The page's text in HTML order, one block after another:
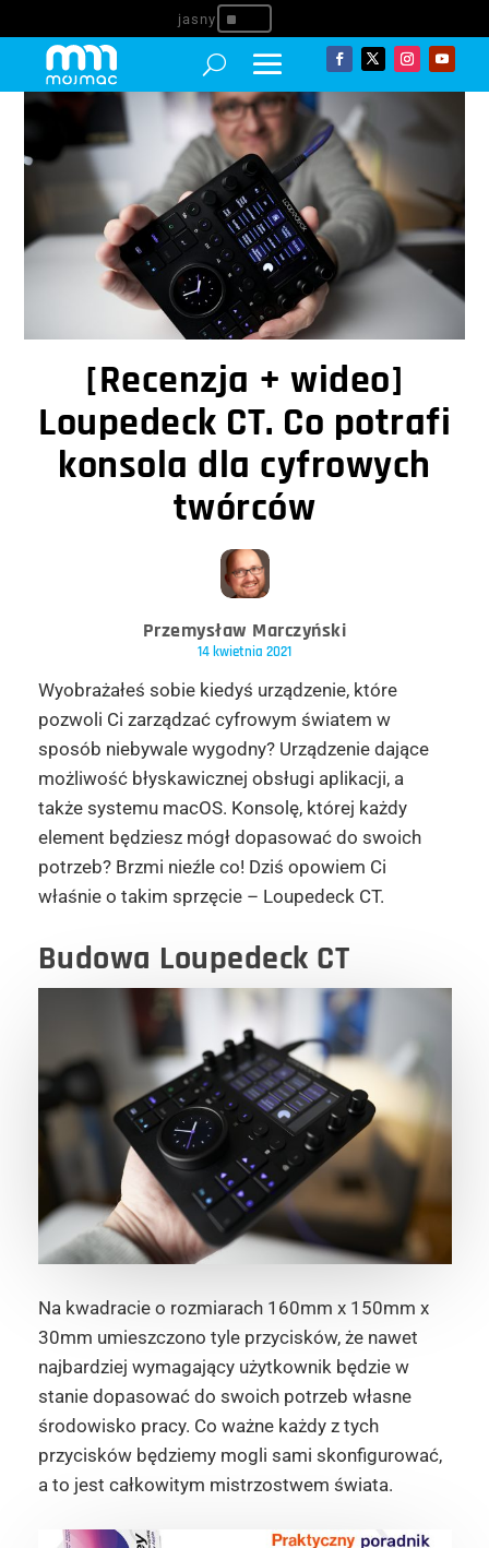
^
[Recenzja + wideo]
Loupedeck CT. Co potrafi
konsola dla cyfrowych
twórców
Przemysław Marczyński
14 kwietnia 2021
Wyobrażałeś sobie kiedyś urządzenie, które
pozwoli Ci zarządzać cyfrowym światem w
sposób niebywale wygodny? Urządzenie dające
możliwość błyskawicznej obsługi aplikacji, a
także systemu macOS. Konsolę, której każdy
element będziesz mógł dopasować do swoich
potrzeb? Brzmi nieźle co! Dziś opowiem Ci
właśnie o takim sprzęcie – Loupedeck CT.
Budowa Loupedeck CT
Na kwadracie o rozmiarach 160mm x 150mm x
30mm umieszczono tyle przycisków, że nawet
najbardziej wymagający użytkownik będzie w
stanie dopasować do swoich potrzeb własne
środowisko pracy. Co ważne każdy z tych
przycisków będziemy mogli sami skonfigurować,
a to jest całkowitym mistrzostwem świata.